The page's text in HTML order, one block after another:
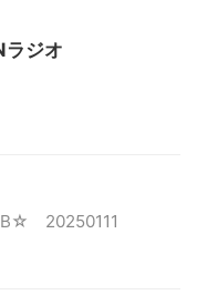
ラジオ
20250111